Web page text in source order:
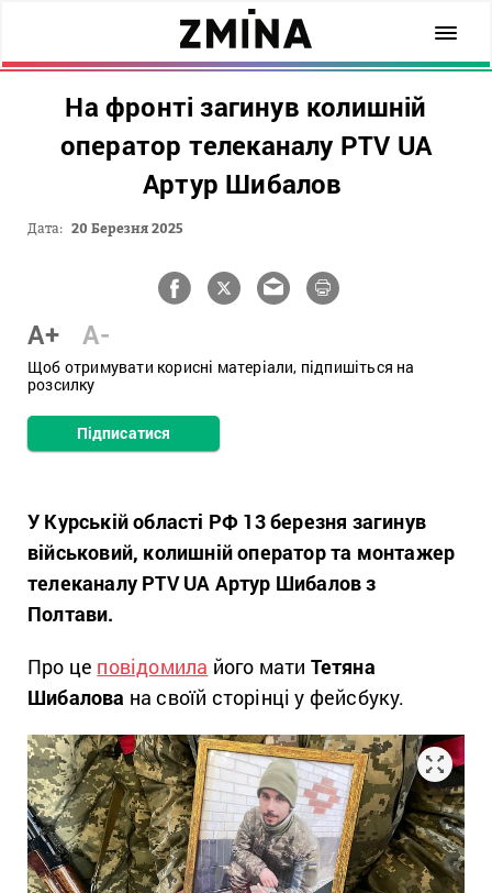
На фронті загинув колишній
оператор телеканалу PTV UA
Артур Шибалов
Дата: 20 Березня 2025
A+ A-
Щоб отримувати корисні матеріали, підпишіться на
розсилку
Підписатися
У Курській області РФ 13 березня загинув
військовий, колишній оператор та монтажер
телеканалу PTV UA Артур Шибалов з
Полтави.
Про це повідомила його мати Тетяна
Шибалова на своїй сторінці у фейсбуку.